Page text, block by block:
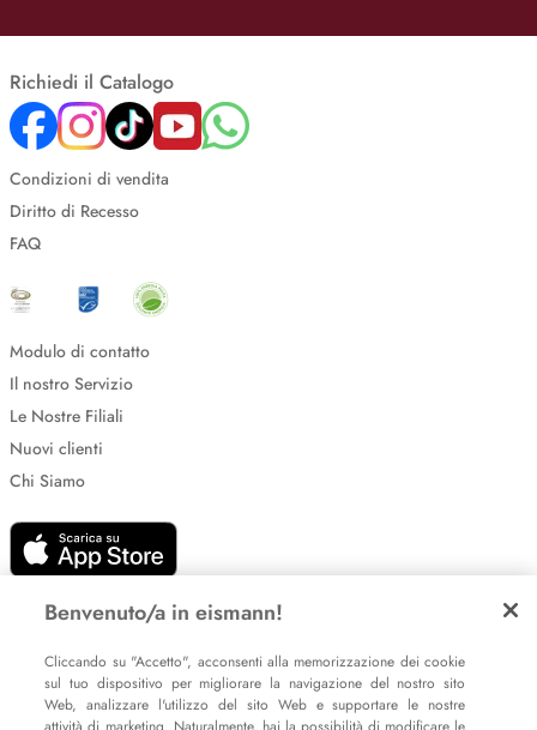
Richiedi il Catalogo
Condizioni di vendita
Diritto di Recesso
FAQ
Modulo di contatto
Il nostro Servizio
Le Nostre Filiali
Nuovi clienti
Chi Siamo
Impostazione dei cookie
Informative sulla privacy
Benvenuto/a in eismann!
Cliccando su "Accetto", acconsenti alla memorizzazione dei cookie
sul tuo dispositivo per migliorare la navigazione del nostro sito
Web, analizzare l'utilizzo del sito Web e supportare le nostre